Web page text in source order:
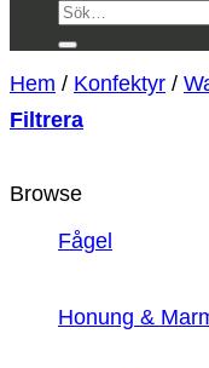
Sök
Hem / Konfektyr /
Filtrera
Browse
Fågel
Honung &